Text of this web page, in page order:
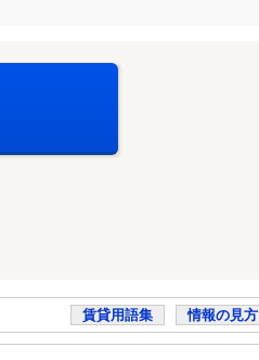
賃貸用語集 情報の見方